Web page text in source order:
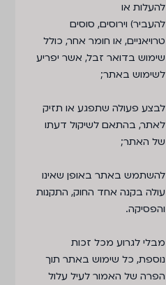
להעלות או
להעביר) וירוסים, סוסים
טרויאניים, או חומר אחר, כולל
שימוש בדואר זבל, אשר יפריע
לשימוש באתר;
לבצע פעולה שתפגע או תזיק
לאתר, בהתאם לשיקול דעתו
של האתר;
להשתמש באתר באופן שאינו
עולה בקנה אחד החוק, התקנות
והפסיקה.
מבלי לגרוע מכל זכות
נוספת, כל שימוש באתר תוך
הפרה של האמור לעיל עלול